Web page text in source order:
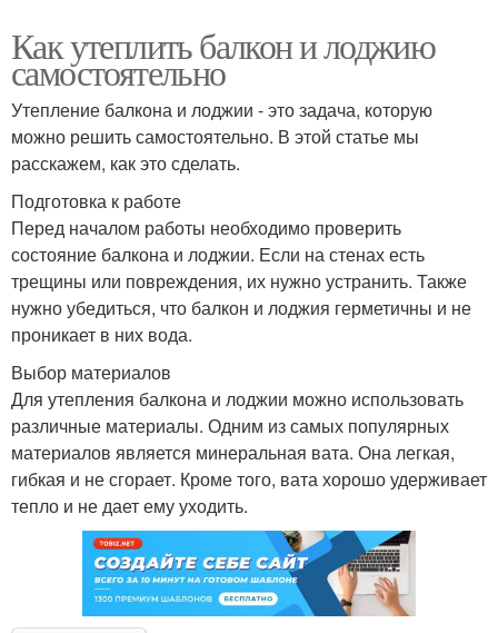
Как утеплить балкон и лоджию
самостоятельно
Утепление балкона и лоджии - это задача, которую
можно решить самостоятельно. В этой статье мы
расскажем, как это сделать.
Подготовка к работе
Перед началом работы необходимо проверить
состояние балкона и лоджии. Если на стенах есть
трещины или повреждения, их нужно устранить. Также
нужно убедиться, что балкон и лоджия герметичны и не
проникает в них вода.
Выбор материалов
Для утепления балкона и лоджии можно использовать
различные материалы. Одним из самых популярных
материалов является минеральная вата. Она легкая,
гибкая и не сгорает. Кроме того, вата хорошо удерживает
тепло и не дает ему уходить.